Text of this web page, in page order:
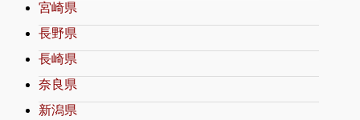
宮崎県
長野県
長崎県
奈良県
新潟県